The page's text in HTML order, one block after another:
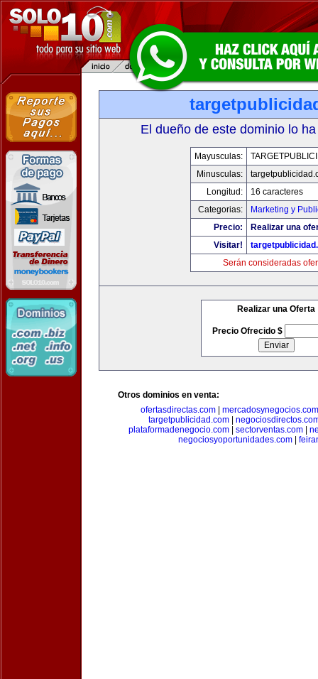
El dueño de este dominio lo
Mayusculas:
Minusculas:
Longitud:
16 caracteres
Categorias:
Marketing y
Precio:
Realizar una
Visitar!
Serán consideradas
Realizar una Oferta
Precio Ofrecido $
Otros dominios en venta:
ofertasdirectas.com
mercadosynegocios.com
targetpublicidad.com
plataformadenegocio.com| sectorventas.com|
negociosyoportunidades.com